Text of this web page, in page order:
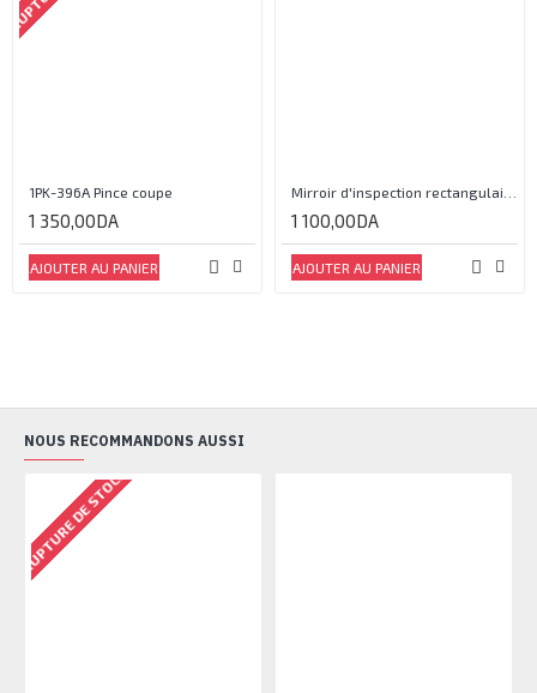
1PK-396A Pince coupe
1 350,00DA
AJOUTER AU PANIER
1 100,00DA
AJOUTER AU PANIER
NOUS RECOMMANDONS AUSSI
RUPTURE DE STOCK